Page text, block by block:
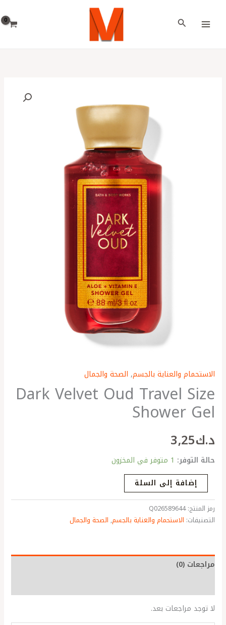
البحث
الاستحمام والعناية بالجسم, الصحة والجمال
Dark Velvet Oud Travel Size
Shower Gel
د.ك3٫25
حالة التوفر: 1 متوفر في المخزون
إضافة إلى السلة
رمز المنتج:Q026589644
التصنيفات: الاستحمام والعناية بالجسم, الصحة والجمال
مراجعات (0)
لا توجد مراجعات بعد.